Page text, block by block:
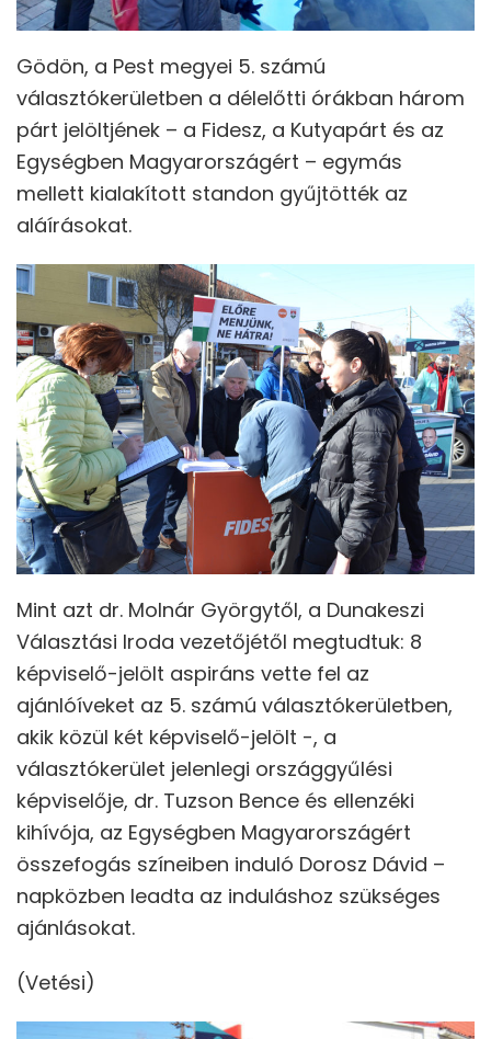
Gödön, a Pest megyei 5. számú
választókerületben a délelőtti órákban három
párt jelöltjének – a Fidesz, a Kutyapárt és az
Egységben Magyarországért – egymás
mellett kialakított standon gyűjtötték az
aláírásokat.
Mint azt dr. Molnár Györgytől, a Dunakeszi
Választási Iroda vezetőjétől megtudtuk: 8
képviselő-jelölt aspiráns vette fel az
ajánlóíveket az 5. számú választókerületben,
akik közül két képviselő-jelölt -, a
választókerület jelenlegi országgyűlési
képviselője, dr. Tuzson Bence és ellenzéki
kihívója, az Egységben Magyarországért
összefogás színeiben induló Dorosz Dávid –
napközben leadta az induláshoz szükséges
ajánlásokat.
(Vetési)